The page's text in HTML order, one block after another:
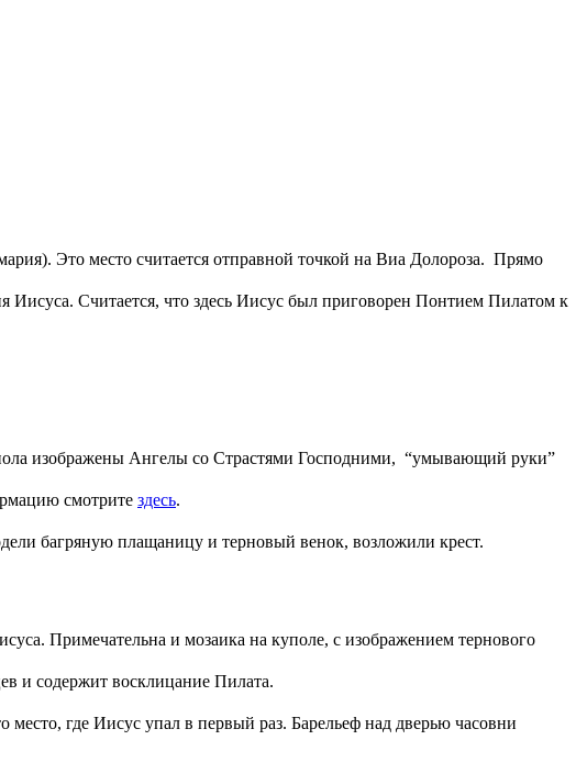
Это место считается отправной точкой на Виа Долороза. Прямо
Иисуса. Считается, что здесь Иисус был приговорен Понтием Пилатом к
изображены Ангелы со Страстями Господними, “умывающий руки”
смотрите здесь.
багряную плащаницу и терновый венок, возложили крест.
Примечательна и мозаика на куполе, с изображением тернового
и содержит восклицание Пилата.
место, где Иисус упал в первый раз. Барельеф над дверью часовни